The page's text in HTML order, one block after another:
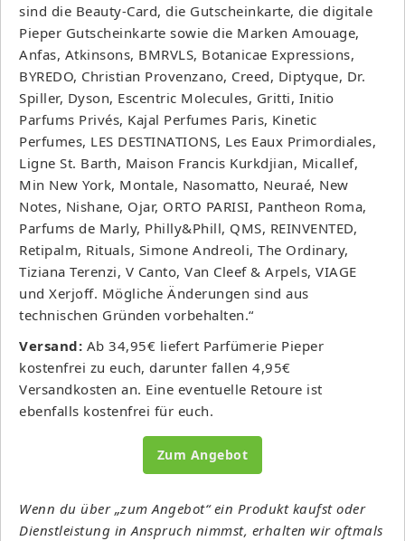
sind die Beauty-Card, die Gutscheinkarte, die digitale
Pieper Gutscheinkarte sowie die Marken Amouage,
Anfas, Atkinsons, BMRVLS, Botanicae Expressions,
BYREDO, Christian Provenzano, Creed, Diptyque, Dr.
Spiller, Dyson, Escentric Molecules, Gritti, Initio
Parfums Privés, Kajal Perfumes Paris, Kinetic
Perfumes, LES DESTINATIONS, Les Eaux Primordiales,
Ligne St. Barth, Maison Francis Kurkdjian, Micallef,
Min New York, Montale, Nasomatto, Neuraé, New
Notes, Nishane, Ojar, ORTO PARISI, Pantheon Roma,
Parfums de Marly, Philly&Phill, QMS, REINVENTED,
Retipalm, Rituals, Simone Andreoli, The Ordinary,
Tiziana Terenzi, V Canto, Van Cleef & Arpels, VIAGE
und Xerjoff. Mögliche Änderungen sind aus
technischen Gründen vorbehalten.“
Versand: Ab 34,95€ liefert Parfümerie Pieper
kostenfrei zu euch, darunter fallen 4,95€
Versandkosten an. Eine eventuelle Retoure ist
ebenfalls kostenfrei für euch.
Zum Angebot
Wenn du über „zum Angebot“ ein Produkt kaufst oder
Dienstleistung in Anspruch nimmst, erhalten wir oftmals